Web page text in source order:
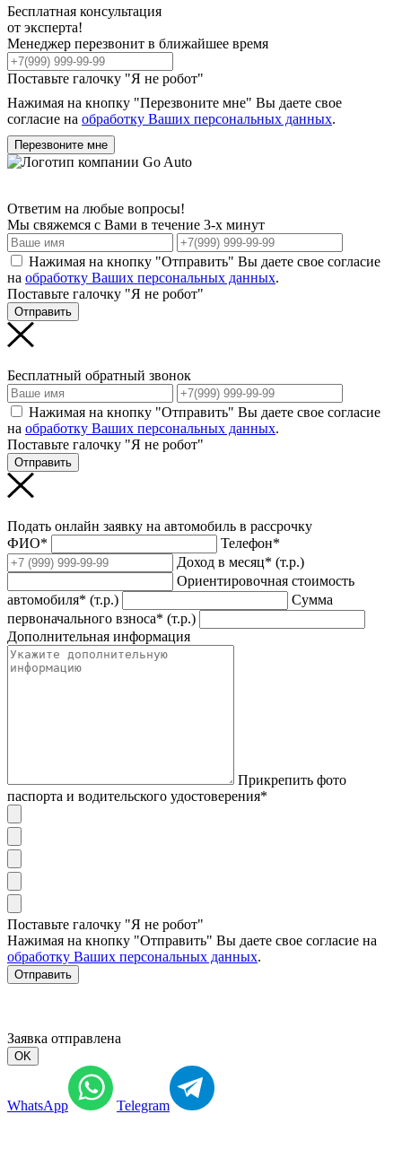
Бесплатная консультация
от эксперта!
Менеджер перезвонит в ближайшее время
Поставьте галочку "Я не робот"
Нажимая на кнопку "Перезвоните мне" Вы даете свое
согласие на обработку Ваших персональных данных.
Перезвоните мне
Ответим на любые вопросы!
Мы свяжемся с Вами в течение 3-х минут
Нажимая на кнопку "Отправить" Вы даете свое согласие
на обработку Ваших персональных данных.
Поставьте галочку "Я не робот"
Отправить
Бесплатный обратный звонок
Нажимая на кнопку "Отправить" Вы даете свое согласие
на обработку Ваших персональных данных.
Поставьте галочку "Я не робот"
Отправить
Подать онлайн заявку на автомобиль в рассрочку
ФИО*
Телефон*
Доход в месяц* (т.р.)
Ориентировочная стоимость
автомобиля* (т.р.)
Сумма
первоначального взноса* (т.р.)
Дополнительная информация
Прикрепить фото
паспорта и водительского удостоверения*
Поставьте галочку "Я не робот"
Нажимая на кнопку "Отправить" Вы даете свое согласие на
обработку Ваших персональных данных.
Отправить
Заявка отправлена
OK
WhatsApp Telegram